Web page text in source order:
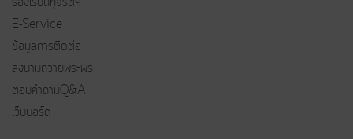
E-Service
ข้อมูลการติดต่อ
ลงนามถวายพระพร
ตอบคำถามQ&A
เว็บบอร์ด